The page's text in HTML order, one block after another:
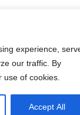
experience,
our traffic. By
use of cookies.
Accept All